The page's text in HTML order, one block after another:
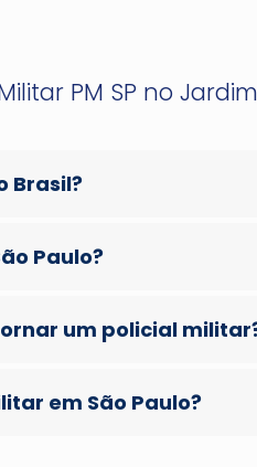
PM SP no
Brasil?
Paulo?
um policial
em São Paulo?